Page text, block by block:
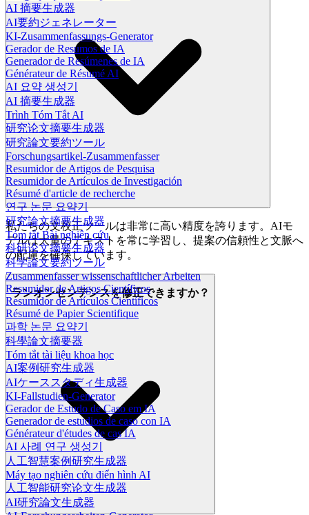
AI 摘要生成器
AI要約ジェネレーター
KI-Zusammenfassungs-Generator
Gerador de Resumos de IA
Generador de Resúmenes de IA
Générateur de Résumé AI
AI 요약 생성기
AI 摘要生成器
Trình Tóm Tắt AI
研究论文摘要生成器
研究論文要約ツール
Forschungsartikel-Zusammenfasser
Resumidor de Artigos de Pesquisa
Resumidor de Artículos de Investigación
Résumé d'article de recherche
연구 논문 요약기
研究論文摘要生成器
Tóm tắt Bài nghiên cứu
科研论文摘要生成器
科学論文要約ツール
Zusammenfasser wissenschaftlicher Arbeiten
Resumidor de Artigos Científicos
Resumidor de Artículos Científicos
Résumé de Papier Scientifique
과학 논문 요약기
科學論文摘要器
Tóm tắt tài liệu khoa học
AI案例研究生成器
AIケーススタディ生成器
KI-Fallstudien-Generator
Gerador de Estudo de Caso em IA
Generador de estudios de caso con IA
Générateur d'études de cas IA
AI 사례 연구 생성기
人工智慧案例研究生成器
Máy tạo nghiên cứu điển hình AI
人工智能研究论文生成器
AI研究論文生成器
私たちの文校正ツールは非常に高い精度を誇ります。AIモ
デルは大量のテキストを常に学習し、提案の信頼性と文脈へ
の配慮を確保しています。
ランオンセンテンスを修正できますか？